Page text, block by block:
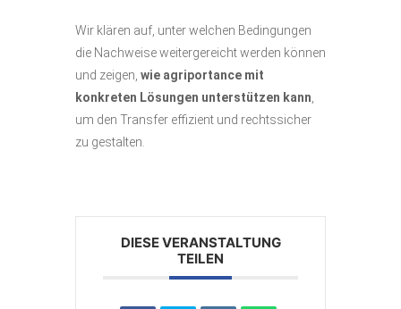
Wir klären auf, unter welchen Bedingungen
die Nachweise weitergereicht werden können
und zeigen, wie agriportance mit
konkreten Lösungen unterstützen kann,
um den Transfer effizient und rechtssicher
zu gestalten.
DIESE VERANSTALTUNG
TEILEN